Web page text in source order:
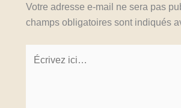
Votre adresse e-mail ne sera pas
champs obligatoires sont indiqués